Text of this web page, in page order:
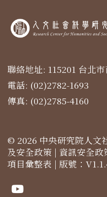
聯絡地址: 115201 台北
電話: (02)2782-1693
傳真: (02)2785-4160
© 2026 中央研究院人文
及安全政策 | 資訊安全政
項目彙整表 | 版號：
Youtube